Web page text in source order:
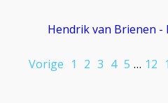
Hendrik van Brienen -
Vorige 1 2 3 4 5 … 12